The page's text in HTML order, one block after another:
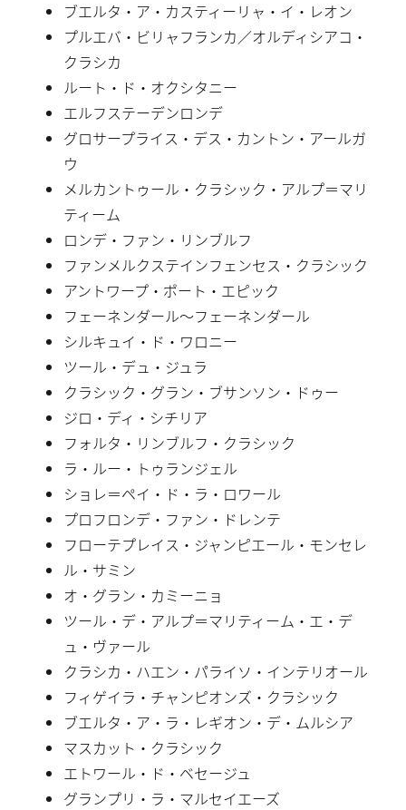
ブエルタ・ア・カスティーリャ・イ・レオン
プルエバ・ビリャフランカ／オルディシアコ・
クラシカ
ルート・ド・オクシタニー
エルフステーデンロンデ
グロサープライス・デス・カントン・アールガ
ウ
メルカントゥール・クラシック・アルプ＝マリ
ティーム
ロンデ・ファン・リンブルフ
ファンメルクステインフェンセス・クラシック
アントワープ・ポート・エピック
フェーネンダール〜フェーネンダール
シルキュイ・ド・ワロニー
ツール・デュ・ジュラ
クラシック・グラン・ブサンソン・ドゥー
ジロ・ディ・シチリア
フォルタ・リンブルフ・クラシック
ラ・ルー・トゥランジェル
ショレ＝ペイ・ド・ラ・ロワール
プロフロンデ・ファン・ドレンテ
フローテプレイス・ジャンピエール・モンセレ
ル・サミン
オ・グラン・カミーニョ
ツール・デ・アルプ＝マリティーム・エ・デ
ュ・ヴァール
クラシカ・ハエン・パライソ・インテリオール
フィゲイラ・チャンピオンズ・クラシック
ブエルタ・ア・ラ・レギオン・デ・ムルシア
マスカット・クラシック
エトワール・ド・ベセージュ
グランプリ・ラ・マルセイエーズ